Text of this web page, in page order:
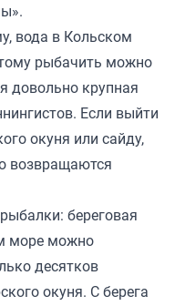
вода в Кольском
рыбачить можно
довольно крупная
Если выйти
окуня или сайду,
возвращаются
береговая
море можно
десятков
окуня. С берега